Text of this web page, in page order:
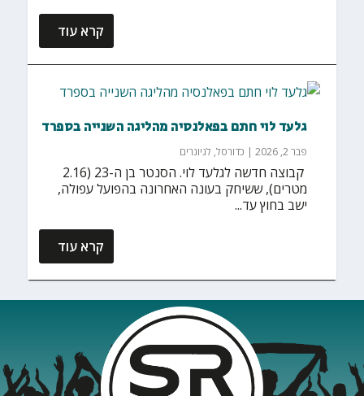
קרא עוד
גלעד לוי חתם בפאלנסיה מהליגה השנייה בספרד
פבר 2, 2026 | כדורסל, לגיונרים
‏ קבוצה חדשה לגלעד לוי. הסנטר בן ה-23 (2.16
מטרים), ששיחק בעונה האחרונה בהפועל עפולה,
ישב בחוץ עד...
קרא עוד